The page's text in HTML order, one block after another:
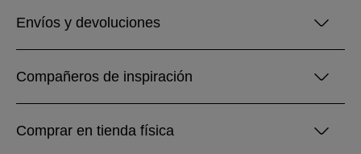
Envíos y devoluciones
Compañeros de inspiración
Comprar en tienda física